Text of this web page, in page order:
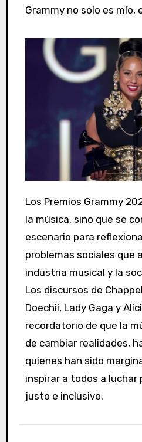
Grammy no solo es mío,
Los Premios Grammy 2025 no solo celebraron
la música, sino que se
escenario para
problemas sociales que
industria musical y la
Los discursos de
Doechii, Lady Gaga y
recordatorio de que la
de cambiar realidades,
quienes han sido
inspirar a todos a
justo e inclusivo.